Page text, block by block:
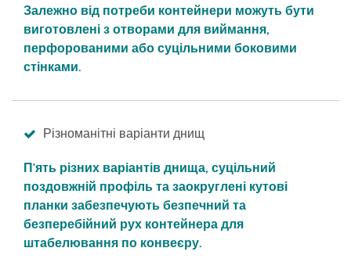
Залежно від потреби контейнери можуть бути
виготовлені з отворами для виймання,
перфорованими або суцільними боковими
стінками.
Різноманітні варіанти днищ
П'ять різних варіантів днища, суцільний
поздовжній профіль та заокруглені кутові
планки забезпечують безпечний та
безперебійний рух контейнера для
штабелювання по конвеєру.